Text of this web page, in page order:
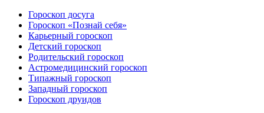
Гороскоп досуга
Гороскоп «Познай себя»
Карьерный гороскоп
Детский гороскоп
Родительский гороскоп
Астромедицинский гороскоп
Типажный гороскоп
Западный гороскоп
Гороскоп друидов